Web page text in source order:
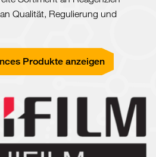
Qualität, Regulierung und
Produkte anzeigen